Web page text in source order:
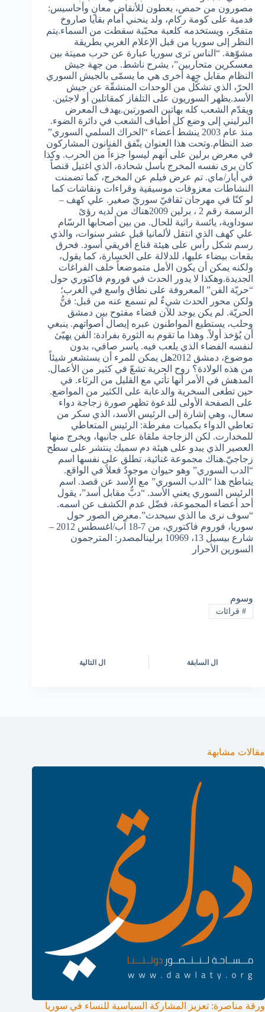
مصورون من حمص، يعطون للأنقاض معانٍ وأحاسيس:
فدمية على كومة ركام، ولد ينحني أمام بقايا صاروخ
متفجّر، ويستخدمه كلعبة محبّبة سقطت من السماء.يتم
النظر إلى سوريا من قبل الإعلام الغربي بطريقة
مشوّهة. “الناس ترى سوريا عبارة عن حرب مميتة بين
معسكرين متحاربين”، يشرح ناشط. من جهة جيش
النظام مقابل جهة أخرى هي ما يسمّى بالجيش السوري
الحرّ، الذي تشكّل من الوحدات المنشقّة عن جيش
الأسد.يظهر السوريون على التلفاز كمقاتلين أو لاجئين.
ويقدّم الشعب كله بهاتين الصورتين.يهدف المعرض
البرليني إلى وضع كل أطياف الشعب في دائرة الضوء.
منذ عام 2003 ينشط أعضاء “الحراك السلمي السوري”
ضد النظام.وتحت هذا العنوان يتّفق الفنانون المشاركون
في معرض برلين على أنهم ليسوا جزءاً من الحرب. وكذا
كان يرى نفسه المخرج باسل شحادة، الذي اغتيل قنصاً
في أيار/ماي. تم عرض فيلم عن المخرج، كما تضمنت
النشاطات معزوفات موسيقية وقراءات ونقاشات كما
لو كنّا في مهرجان ثقافيّ سوريّ صغير. علي كهف –
الرسمة رقم 2 ، برلين 2009هناك من لديه رؤىً
سوداوية، يائسة راثية للحال. من بين أصحابها الرسّام
علي كهف الذي انتقل لألمانيا قبل عشر سنوات، والذي
رسم شكل رأس على هيئة قناع أفريقي أسود. فحرق
بقعات بيضاء عليها، للدلالة على الخسارة، كما يقول،
ولكنه يمكن أن يكون الأمل متموضعاً خلف الفراغات
الجديدة.وهكذا لا يدور الحدث في فوروم فاكتوري حول
“حريّة الفن” المعروفة على نطاق واسع في الغرب؛
ولكن محور الحدث شيءٌ لم نسمع عنه من قبل: فنُّ
الحريّة. لم يكن يوجد للآن فضاء مفتوح بين دمشق
وحلب، يستطيع المواطنون عبره إيصال أصواتهم. ينبغي
أن يُؤخذ أولاً. وهذا ما تقوم به الثورة بفرادة: الفن يهيّئ
لنفسه الفضاء الذي يلعب فيه. ياسر صافي، بدون
موضوع، دمشق 2012هل يمكن للمرء أن يستشعر شيئاً
من هذه الولادة؟ روح الحرية تشعّ في كثير من الأعمال.
المدهش في الأمر أنها تأتي مع القليل من الرثاء. في
حين تطغى السخرية والدعابة على الكثير من المواضع.
على الصفحة الأولى للدعوة تظهر صورة زجاجة دواء
سعال، وهي إشارة إلى الرئيس الأسد، الذي سكر من
تعاطي الدواء بكميات مفرطة: الرئيس المتعاطي
للمخدارت. لكن الزجاجة ملقاة على جانبها، ويخرج منها
العصير الذي يبدو على هيئة دم سميك ينتشر على سطح
زجاجيّ.هناك مجموعة غنائية، تطلق على نفسها اسم
“الدب السوري” وهو حيوان موجودٌ فعلاً في الواقع.
يتباطح هذا “الدب السوري” مع الأسد عن قصد. اسم
الرئيس السوري يعني الأسد. “دبٌّ مقابل أسد”، يقول
أحد أعضاء المجموعة، فضّل عدم الكشف عن اسمه.
“سوف نرى ما الذي سيحدث”.معرض الصور حول
سوريا، فوروم فاكتوري، من 7-18 آب/اغسطس 2012 –
شارع بيسيل 13، 10969 برلينالمصدر: المترجمون
السورين الأحرار
وسوم
#قرائات
ال السابقة ال التالية
مقالات مشابهة
ورقة مناصرة: تعزيز المشاركة السياسية للنساء في سوريا